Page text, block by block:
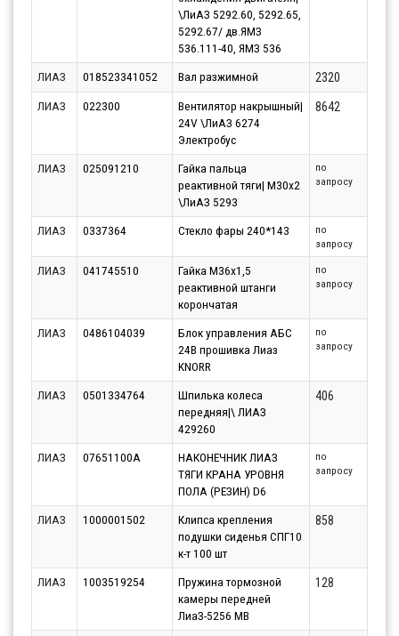
\ЛиАЗ 5292.60, 5292.65,
5292.67/ дв.ЯМЗ
536.111-40, ЯМЗ 536
ЛИАЗ 018523341052 Вал разжимной
2320
ЛИАЗ
022300
Вентилятор накрышный|
24V \ЛиАЗ 6274
Электробус
8642
ЛИАЗ 025091210
Гайка пальца
реактивной тяги| M30x2
\ЛиАЗ 5293
по
запросу
ЛИАЗ 0337364 Стекло фары 240*143
по
запросу
ЛИАЗ 041745510
Гайка М36х1,5
реактивной штанги
корончатая
по
запросу
ЛИАЗ 0486104039
Блок управления АБС
24В прошивка Лиаз
KNORR
по
запросу
ЛИАЗ 0501334764
Шпилька колеса
передняя|\ ЛИАЗ
429260
406
ЛИАЗ 07651100A
НАКОНЕЧНИК ЛИАЗ
ТЯГИ КРАНА УРОВНЯ
ПОЛА (РЕЗИН) D6
по
запросу
ЛИАЗ 1000001502
Клипса крепления
подушки сиденья СПГ10
к-т 100 шт
858
ЛИАЗ 1003519254
Пружина тормозной
камеры передней
ЛиаЗ-5256 МВ
128